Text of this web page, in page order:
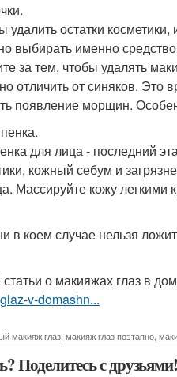
удалить остатки
выбирать именно
за тем, чтобы удалять
отличить от синяков. Это
появление морщин.
для лица - последний
кожный себум и
Массируйте кожу
в коем случае нельзя
о макияжах глаз в
v-domashn...
макияж глаз макияж глаз поэтапно
Поделитесь с друзьями!